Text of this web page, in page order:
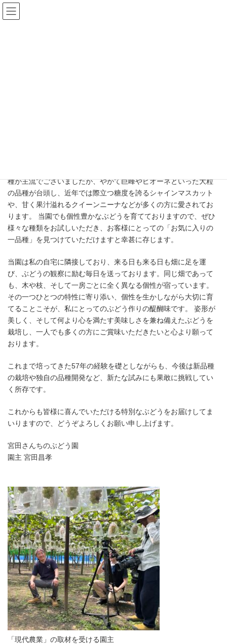
コ
ン
テ
ナ
ビ
ゲ
種が主流でございましたが、やがて巨峰やピオーネといった大粒
の品種が台頭し、近年では際立つ糖度を誇るシャインマスカット
や、甘く果汁溢れるクイーンニーナなどが多くの方に愛されてお
ります。 当園でも個性豊かなぶどうを育てておりますので、ぜひ
様々な種類をお試しいただき、お客様にとっての「お気に入りの
一品種」を見つけていただけますと幸甚に存じます。
当園は私の自宅に隣接しており、来る日も来る日も畑に足を運
び、ぶどうの観察に励む毎日を送っております。同じ畑であって
も、木や枝、そして一房ごとに全く異なる個性が宿っています。
その一つひとつの特性に寄り添い、個性を生かしながら大切に育
てることこそが、私にとってのぶどう作りの醍醐味です。 姿形が
美しく、そして何より心を満たす美味しさを兼ね備えたぶどうを
栽培し、一人でも多くの方にご賞味いただきたいと心より願って
おります。
これまで培ってきた57年の経験を礎としながらも、今後は新品種
の栽培や独自の品種開発など、新たな試みにも果敢に挑戦してい
く所存です。
これからも皆様に喜んでいただける特別なぶどうをお届けしてま
いりますので、どうぞよろしくお願い申し上げます。
宮田さんちのぶどう園
園主 宮田昌孝
「現代農業」の取材を受ける園主